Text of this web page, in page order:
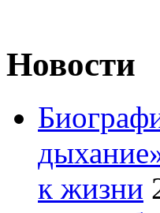
Новости
к жизни